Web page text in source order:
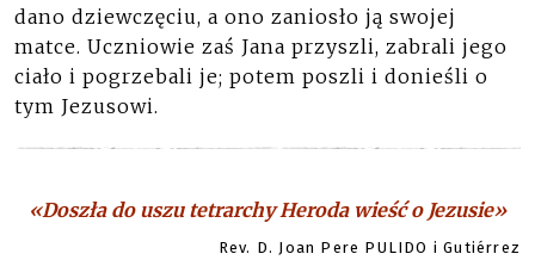
dano dziewczęciu, a ono zaniosło ją swojej
matce. Uczniowie zaś Jana przyszli, zabrali jego
ciało i pogrzebali je; potem poszli i donieśli o
tym Jezusowi.
«Doszła do uszu tetrarchy Heroda wieść o Jezusie»
Rev. D. Joan Pere PULIDO i Gutiérrez